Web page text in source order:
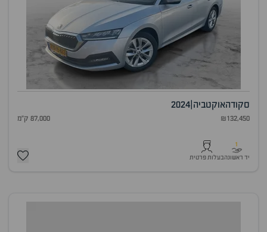
סקודהאוקטביה 2024
₪132,450 87,000 ק"מ
1
יד ראשונהבעלות פרטית